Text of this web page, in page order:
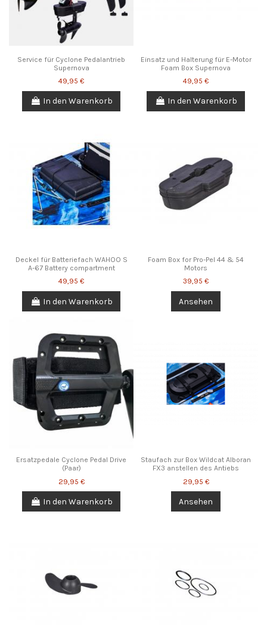
Service für Cyclone Pedalantrieb
Supernova
49,95 €
In den Warenkorb
Einsatz und Halterung für E-Motor
Foam Box Supernova
49,95 €
In den Warenkorb
Deckel für Batteriefach WAHOO S
A-67 Battery compartment
49,95 €
In den Warenkorb
Foam Box for Pro-Pel 44 & 54
Motors
39,95 €
Ansehen
Ersatzpedale Cyclone Pedal Drive
(Paar)
29,95 €
In den Warenkorb
Staufach zur Box Wildcat Alboran
FX3 anstellen des Antiebs
29,95 €
Ansehen